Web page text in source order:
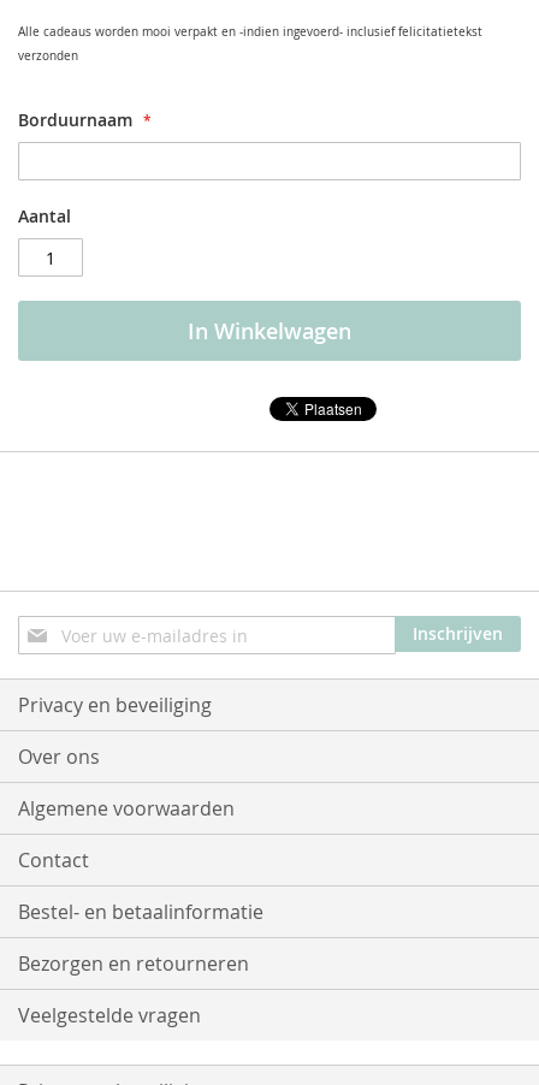
Alle cadeaus worden mooi verpakt en -indien ingevoerd- inclusief felicitatietekst
verzonden
Borduurnaam
Aantal
In Winkelwagen
Abonneer
u
op
onze
nieuwsbrief
Inschrijven
Privacy en beveiliging
Over ons
Algemene voorwaarden
Contact
Bestel- en betaalinformatie
Bezorgen en retourneren
Veelgestelde vragen